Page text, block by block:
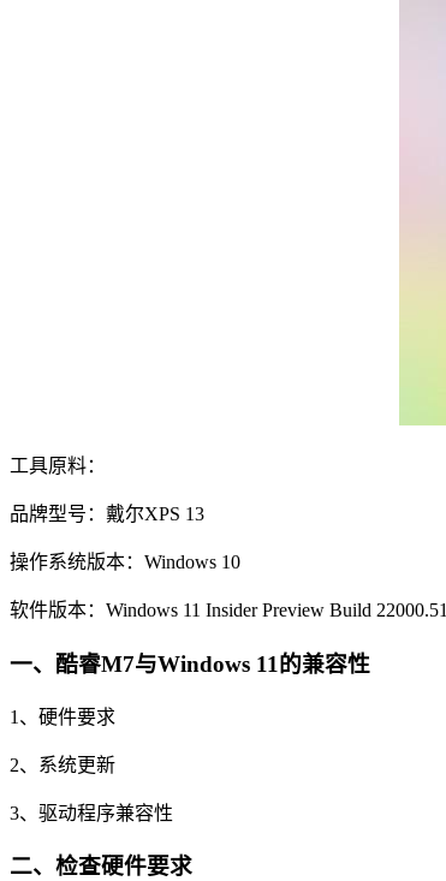
工具原料：
品牌型号：戴尔XPS 13
操作系统版本：Windows 10
软件版本：Windows 11 Insider Preview Build 22000.51
一、酷睿M7与Windows 11的兼容性
1、硬件要求
2、系统更新
3、驱动程序兼容性
二、检查硬件要求